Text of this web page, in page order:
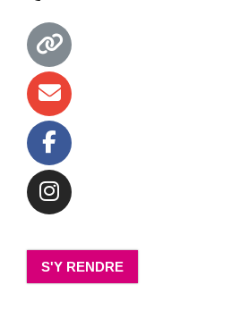
S'Y RENDRE